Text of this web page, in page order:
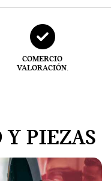
COMERCIO
VALORACIÓN.
PIEZAS